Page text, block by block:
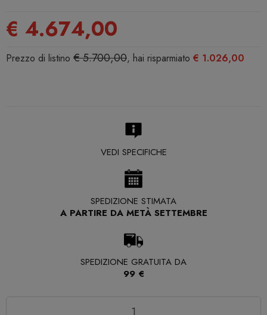
€ 4.674,00
Prezzo di listino € 5.700,00, hai risparmiato € 1.026,00
VEDI SPECIFICHE
SPEDIZIONE STIMATA
A PARTIRE DA METÀ SETTEMBRE
SPEDIZIONE GRATUITA DA
99 €